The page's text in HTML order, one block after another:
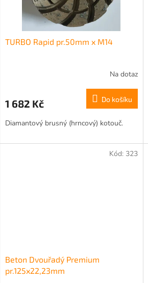
TURBO Rapid pr.50mm x M14
Na dotaz
1 682 Kč Do košíku
Diamantový brusný (hrncový) kotouč.
Beton Dvouřadý Premium
pr.125x22,23mm
Kód: 323